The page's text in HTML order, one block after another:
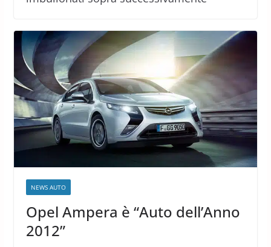
NEWS AUTO
Opel Ampera è “Auto dell’Anno
2012”